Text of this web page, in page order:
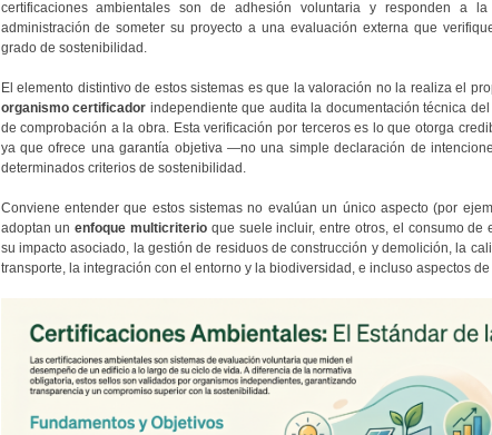
certificaciones ambientales son de adhesión voluntaria y responden a
administración de someter su proyecto a una evaluación externa que
grado de sostenibilidad.
El elemento distintivo de estos sistemas es que la valoración no la realiza el
organismo certificador independiente que audita la documentación técnica
de comprobación a la obra. Esta verificación por terceros es lo que otorga
ya que ofrece una garantía objetiva —no una simple declaración de
determinados criterios de sostenibilidad.
Conviene entender que estos sistemas no evalúan un único aspecto (por
adoptan unenfoque multicriterioque suele incluir, entre otros, el consumo de
su impacto asociado, la gestión de residuos de construcción y demolición, la
transporte, la integración con el entorno y la biodiversidad, e incluso aspectos